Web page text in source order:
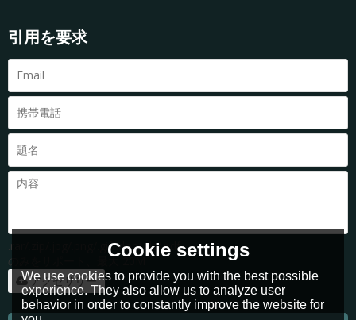
引用を要求
.rar/.zip/.jpg/.png/.gif/.doc/.xls/.pdf
のみをサポート、最大 20M
アクセサリー
Cookie settings
We use cookies to provide you with the best possible
experience. They also allow us to analyze user
behavior in order to constantly improve the website for